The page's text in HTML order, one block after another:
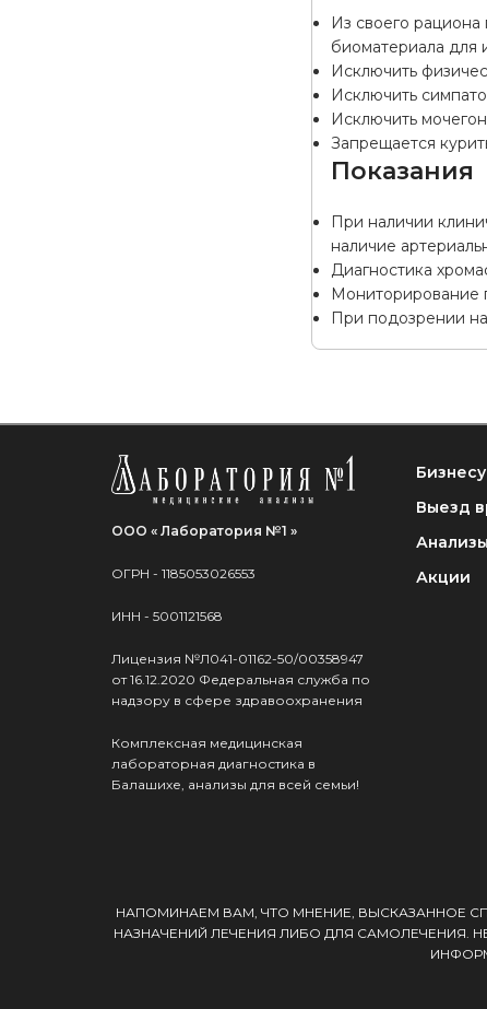
Из своего рациона
биоматериала для
Исключить
Исключить
Исключить
Запрещается
Показания
При наличии
наличие
Диагностика
Мониторирование
При подозрении
ООО « Лаборатория №1 »
ОГРН - 1185053026553
ИНН - 5001121568
Лицензия №Л041-01162-50/00358947
от 16.12.2020 Федеральная служба по
надзору в сфере здравоохранения
Комплексная медицинская
лабораторная диагностика в
Балашихе, анализы для всей семьи!
Бизнесу
Выезд
Акции
НАПОМИНАЕМ ВАМ, ЧТО МНЕНИЕ, ВЫСКАЗАННОЕ
НАЗНАЧЕНИЙ ЛЕЧЕНИЯ ЛИБО ДЛЯ САМОЛЕЧЕНИЯ.